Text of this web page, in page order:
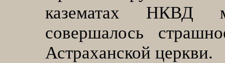
казематах НКВД
совершалось
Астраханской церкви.